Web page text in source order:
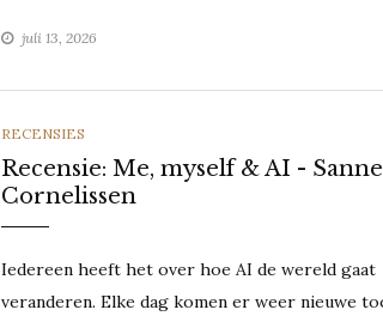
juli 13, 2026
CATEGORIES
RECENSIES
Recensie: Me, myself & AI - Sanne
Cornelissen
Iedereen heeft het over hoe AI de wereld gaat
veranderen. Elke dag komen er weer nieuwe